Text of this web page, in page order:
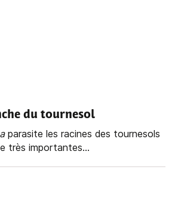
du tournesol
parasite les racines des tournesols
très importantes...